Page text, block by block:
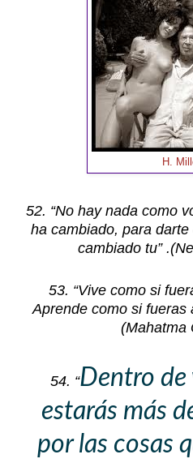
H.
52. “No hay nada como
ha cambiado, para
cambiado tu”
53. “Vive como si
Aprende como si fueras
(Mahatma
54. “Dentro de
estarás más
por las cosas